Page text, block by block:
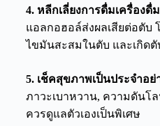
4. หลีกเลี่ยงการดื่มเครื่อง
แอลกอฮอล์ส่งผลเสียต่อตับ
ไขมันสะสมในตับ และเกิดตั
5. เช็คสุขภาพเป็นประจำอย่
ภาวะเบาหวาน, ความดันโ
ควรดูแลตัวเองเป็นพิเศษ